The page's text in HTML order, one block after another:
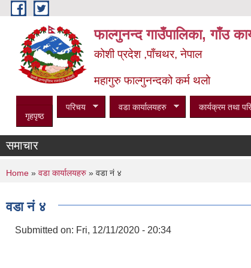
Skip to main content
फाल्गुनन्द गाउँपालिका, गाँउ
कोशी प्रदेश ,पाँचथर, नेपाल
महागुरु फाल्गुनन्दको कर्म थलो
गृहपृष्ठ
परिचय वडा कार्यालयहरु कार्यक्रम तथा
समाचार
You are here
Home » वडा कार्यालयहरु » वडा न‌ं ४
वडा न‌ं ४
Submitted on: Fri, 12/11/2020 - 20:34